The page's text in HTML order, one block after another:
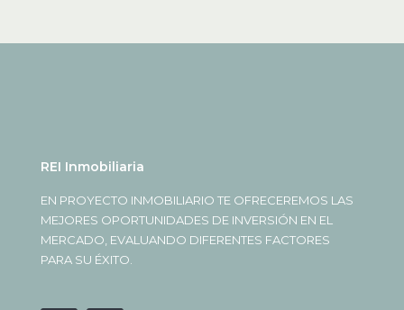
REI Inmobiliaria
EN PROYECTO INMOBILIARIO TE OFRECEREMOS LAS
MEJORES OPORTUNIDADES DE INVERSIÓN EN EL
MERCADO, EVALUANDO DIFERENTES FACTORES
PARA SU ÉXITO.